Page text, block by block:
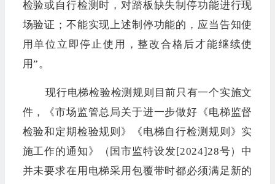
检验或自行检测时，对踏板缺失制停功能进行现
场验证；不能实现上述制停功能的，应当告知使
用单位立即停止使用，整改合格后才能继续使
用”。
现行电梯检验检测规则目前只有一个实施文
件，《市场监管总局关于进一步做好《电梯监督
检验和定期检验规则》《电梯自行检测规则》实
施工作的通知》（国市监特设发[2024]28号）中
并未要求在用电梯采用包覆带时都必须满足新的